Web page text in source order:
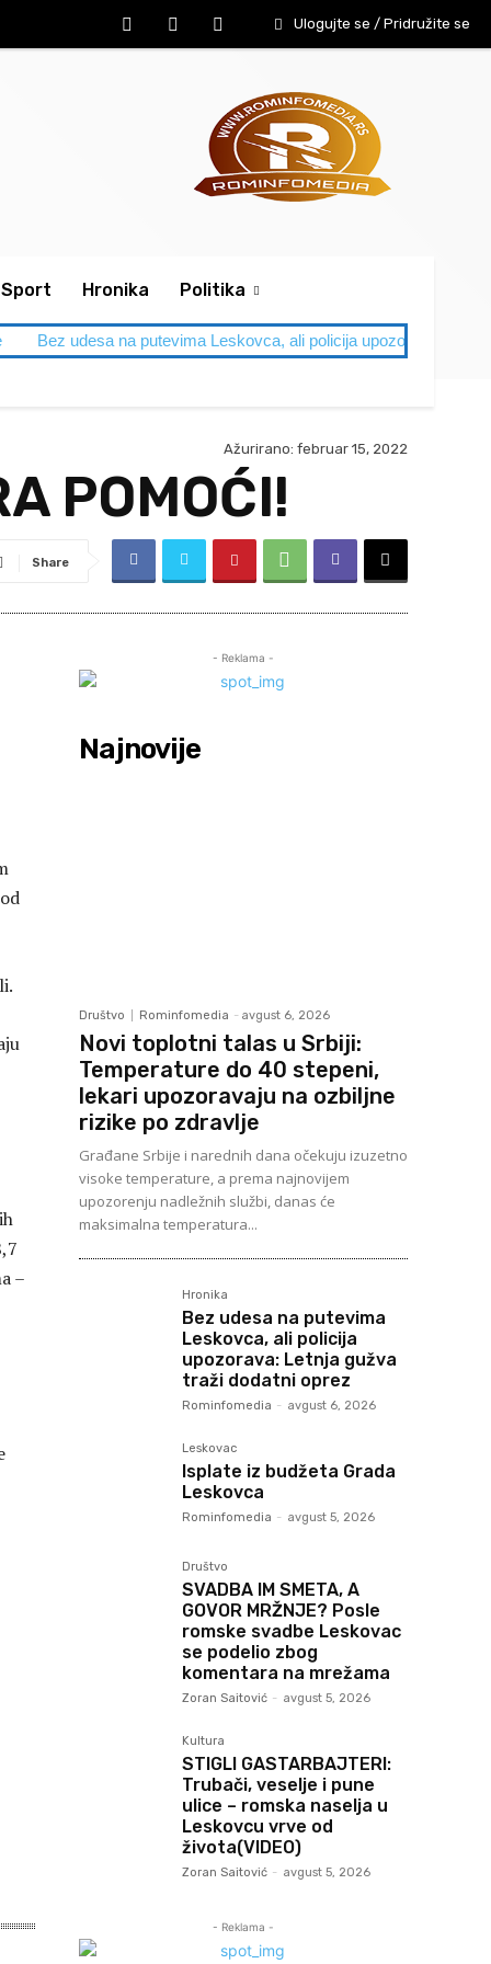
Ulogujte se / Pridružite se
Sport Hronika Politika
Bez udesa na putevima Leskovca, ali policija upozorava:
Ažurirano: februar 15, 2022
POMOĆI!
Share
–
- Reklama -
Najnovije
Društvo Rominfomedia - avgust 6, 2026
Novi toplotni talas u Srbiji:
Temperature do 40 stepeni,
lekari upozoravaju na ozbiljne
rizike po zdravlje
Građane Srbije i narednih dana očekuju izuzetno
visoke temperature, a prema najnovijem
upozorenju nadležnih službi, danas će
maksimalna temperatura...
Hronika
Bez udesa na putevima
Leskovca, ali policija
upozorava: Letnja gužva
traži dodatni oprez
Rominfomedia - avgust 6, 2026
Leskovac
Isplate iz budžeta Grada
Leskovca
Rominfomedia - avgust 5, 2026
Društvo
SVADBA IM SMETA, A
GOVOR MRŽNJE? Posle
romske svadbe Leskovac
se podelio zbog
komentara na mrežama
Zoran Saitović - avgust 5, 2026
Kultura
STIGLI GASTARBAJTERI:
Trubači, veselje i pune
ulice – romska naselja u
Leskovcu vrve od
života(VIDEO)
Zoran Saitović - avgust 5, 2026
- Reklama -